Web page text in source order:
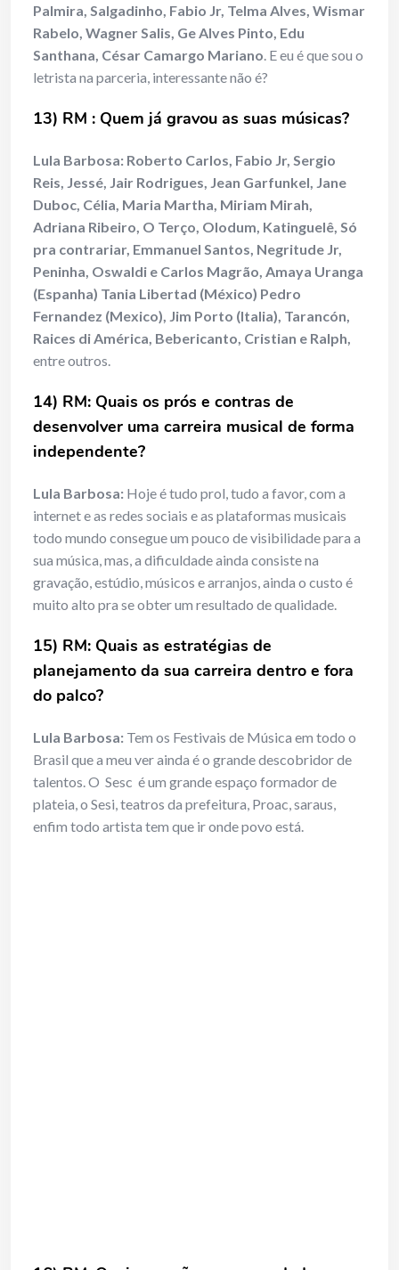
Palmira, Salgadinho, Fabio Jr, Telma Alves, Wismar
Rabelo, Wagner Salis, Ge Alves Pinto, Edu
Santhana, César Camargo Mariano. E eu é que sou o
letrista na parceria, interessante não é?
13) RM : Quem já gravou as suas músicas?
Lula Barbosa: Roberto Carlos, Fabio Jr, Sergio
Reis, Jessé, Jair Rodrigues, Jean Garfunkel, Jane
Duboc, Célia, Maria Martha, Miriam Mirah,
Adriana Ribeiro, O Terço, Olodum, Katinguelê, Só
pra contrariar, Emmanuel Santos, Negritude Jr,
Peninha, Oswaldi e Carlos Magrão, Amaya Uranga
(Espanha) Tania Libertad (México) Pedro
Fernandez (Mexico), Jim Porto (Italia), Tarancón,
Raices di América, Bebericanto, Cristian e Ralph,
entre outros.
14) RM: Quais os prós e contras de
desenvolver uma carreira musical de forma
independente?
Lula Barbosa: Hoje é tudo prol, tudo a favor, com a
internet e as redes sociais e as plataformas musicais
todo mundo consegue um pouco de visibilidade para a
sua música, mas, a dificuldade ainda consiste na
gravação, estúdio, músicos e arranjos, ainda o custo é
muito alto pra se obter um resultado de qualidade.
15) RM: Quais as estratégias de
planejamento da sua carreira dentro e fora
do palco?
Lula Barbosa: Tem os Festivais de Música em todo o
Brasil que a meu ver ainda é o grande descobridor de
talentos. O Sesc é um grande espaço formador de
plateia, o Sesi, teatros da prefeitura, Proac, saraus,
enfim todo artista tem que ir onde povo está.